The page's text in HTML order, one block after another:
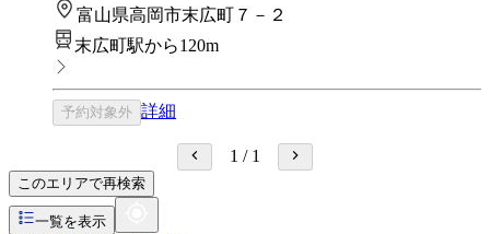
富山県高岡市末広町７－２
末広町駅から120m
予約対象外 詳細
1 / 1
このエリアで再検索
一覧を表示